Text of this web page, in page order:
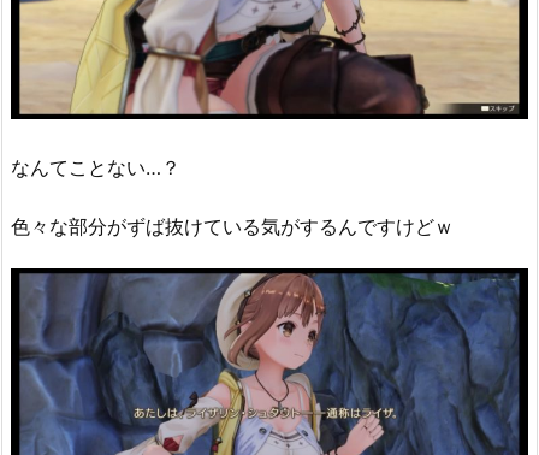
なんてことない…？
色々な部分がずば抜けている気がするんですけどｗ